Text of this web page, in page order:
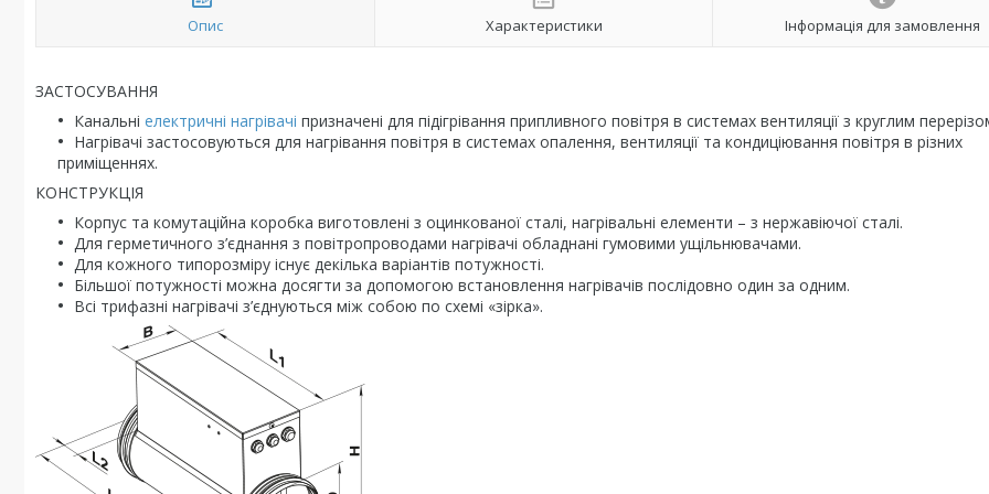
Опис Характеристики Інформація для замовлення
ЗАСТОСУВАННЯ
Канальні електричні нагрівачі призначені для підігрівання припливного повітря в системах вентиляції з круглим
Нагрівачі застосовуються для нагрівання повітря в системах опалення, вентиляції та кондиціювання повітря в різних
приміщеннях.
КОНСТРУКЦІЯ
Корпус та комутаційна коробка виготовлені з оцинкованої сталі, нагрівальні елементи – з нержавіючої сталі.
Для герметичного з’єднання з повітропроводами нагрівачі обладнані гумовими ущільнювачами.
Для кожного типорозміру існує декілька варіантів потужності.
Більшої потужності можна досягти за допомогою встановлення нагрівачів послідовно один за одним.
Всі трифазні нагрівачі з’єднуються між собою по схемі «зірка».